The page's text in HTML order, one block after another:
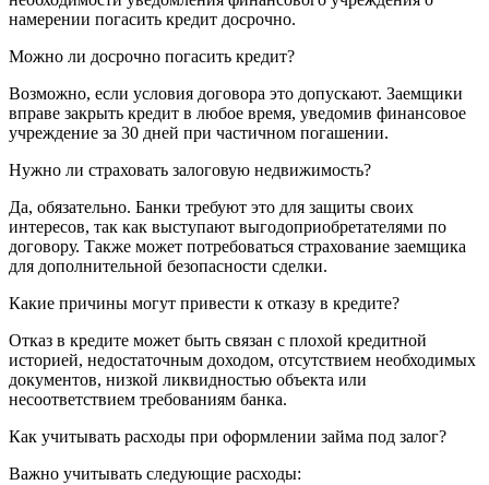
намерении погасить кредит досрочно.
Можно ли досрочно погасить кредит?
Возможно, если условия договора это допускают. Заемщики
вправе закрыть кредит в любое время, уведомив финансовое
учреждение за 30 дней при частичном погашении.
Нужно ли страховать залоговую недвижимость?
Да, обязательно. Банки требуют это для защиты своих
интересов, так как выступают выгодоприобретателями по
договору. Также может потребоваться страхование заемщика
для дополнительной безопасности сделки.
Какие причины могут привести к отказу в кредите?
Отказ в кредите может быть связан с плохой кредитной
историей, недостаточным доходом, отсутствием необходимых
документов, низкой ликвидностью объекта или
несоответствием требованиям банка.
Как учитывать расходы при оформлении займа под залог?
Важно учитывать следующие расходы: